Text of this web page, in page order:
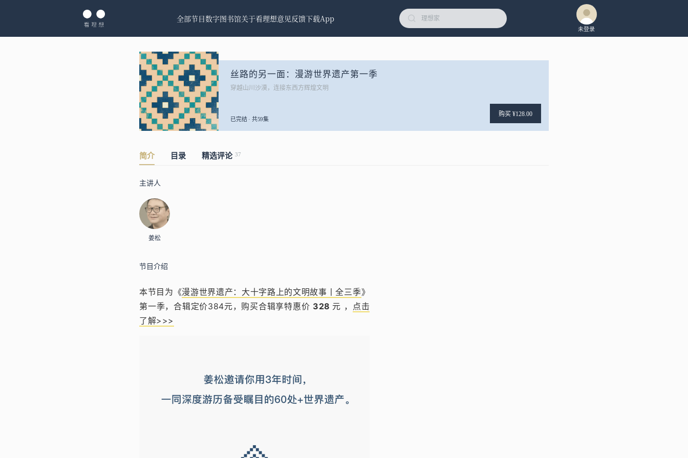
全部节目数字图书馆关于看理想意见反馈下载App
未登录
丝路的另一面：漫游世界遗产第一季
穿越山川沙漠，连接东西方辉煌文明
已完结 · 共59集
购买 ¥128.00
简介 目录 精选评论 37
主讲人
姜松
节目介绍
本节目为《漫游世界遗产：大十字路上的文明故事丨全三季》
第一季，合辑定价384元，购买合辑享特惠价 328 元 ，
点击
了解>>>